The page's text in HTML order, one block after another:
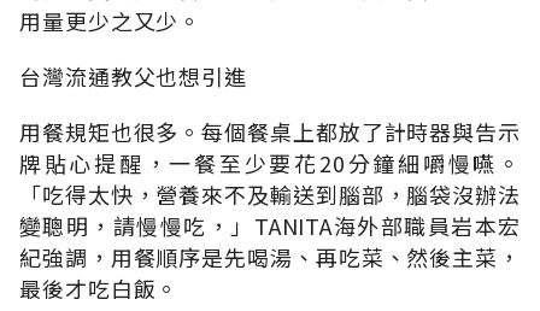
用量更少之又少。
台灣流通教父也想引進
用餐規矩也很多。每個餐桌上都放了計時器與告示
牌貼心提醒，一餐至少要花20分鐘細嚼慢嚥。
「吃得太快，營養來不及輸送到腦部，腦袋沒辦法
變聰明，請慢慢吃，」TANITA海外部職員岩本宏
紀強調，用餐順序是先喝湯、再吃菜、然後主菜，
最後才吃白飯。